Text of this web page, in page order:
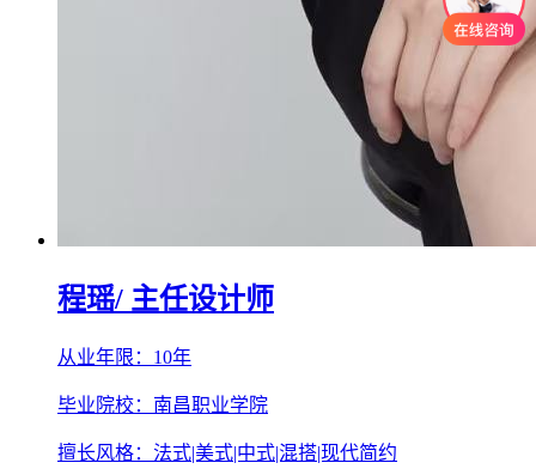
程瑶/ 主任设计师
从业年限：10年
毕业院校：南昌职业学院
擅长风格：法式|美式|中式|混搭|现代简约